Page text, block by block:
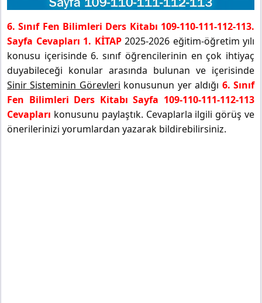
6. Sınıf Fen Bilimleri Ders Kitabı 109-110-111-112-113.
Sayfa Cevapları 1. KİTAP2025-2026 eğitim-öğretim yılı
konusu içerisinde 6. sınıf öğrencilerinin en çok ihtiyaç
duyabileceği konular arasında bulunan ve içerisinde
Sinir Sisteminin Görevleri konusunun yer aldığı 6. Sınıf
Fen Bilimleri Ders Kitabı Sayfa 109-110-111-112-113
Cevapları konusunu paylaştık. Cevaplarla ilgili görüş ve
önerilerinizi yorumlardan yazarak bildirebilirsiniz.